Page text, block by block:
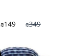
₪349
₪149